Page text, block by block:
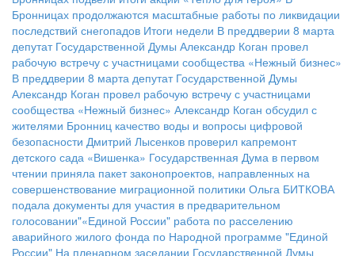
Бронницах продолжаются масштабные работы по ликвидации
последствий снегопадов Итоги недели В преддверии 8 марта
депутат Государственной Думы Александр Коган провел
рабочую встречу с участницами сообщества «Нежный бизнес»
В преддверии 8 марта депутат Государственной Думы
Александр Коган провел рабочую встречу с участницами
сообщества «Нежный бизнес» Александр Коган обсудил с
жителями Бронниц качество воды и вопросы цифровой
безопасности Дмитрий Лысенков проверил капремонт
детского сада «Вишенка» Государственная Дума в первом
чтении приняла пакет законопроектов, направленных на
совершенствование миграционной политики Ольга БИТКОВА
подала документы для участия в предварительном
голосовании"«Единой России" работа по расселению
аварийного жилого фонда по Народной программе "Единой
России" На пленарном заседании Государственной Думы